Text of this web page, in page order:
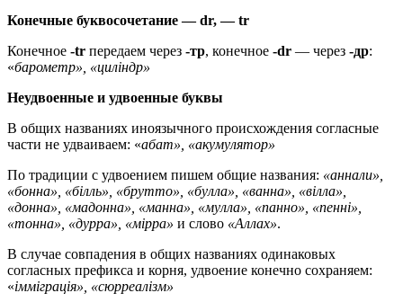
Конечные буквосочетание — dr, — tr
Конечное -tr передаем через -тр, конечное -dr — через -др:
«барометр», «циліндр»
Неудвоенные и удвоенные буквы
В общих названиях иноязычного происхождения согласные
части не удваиваем: «абат», «акумулятор»
По традиции с удвоением пишем общие названия: «аннали»,
«бонна», «білль», «брутто», «булла», «ванна», «вілла»,
«донна», «мадонна», «манна», «мулла», «панно», «пенні»,
«тонна», «дурра», «мірра» и слово «Аллах».
В случае совпадения в общих названиях одинаковых
согласных префикса и корня, удвоение конечно сохраняем:
«імміграція», «сюрреалізм»